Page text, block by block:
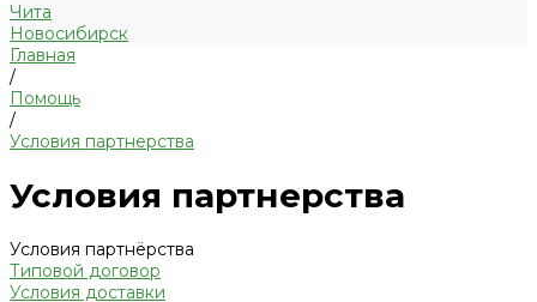
Чита
Новосибирск
Главная
/
Помощь
/
Условия партнерства
Условия партнерства
Условия партнёрства
Типовой договор
Условия доставки